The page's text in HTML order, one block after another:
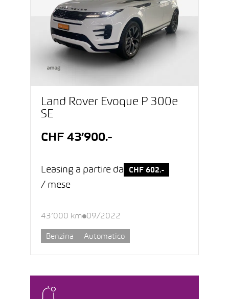
Land Rover Evoque P 300e
SE
CHF 43’900.-
Leasing a partire da CHF 602.-
/ mese
43’000 km 09/2022
Benzina Automatico